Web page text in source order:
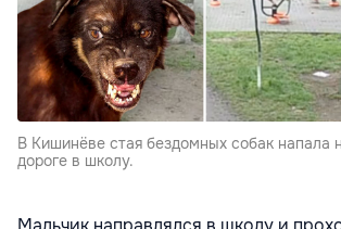
В Кишинёве стая бездомных собак напала
дороге в школу.